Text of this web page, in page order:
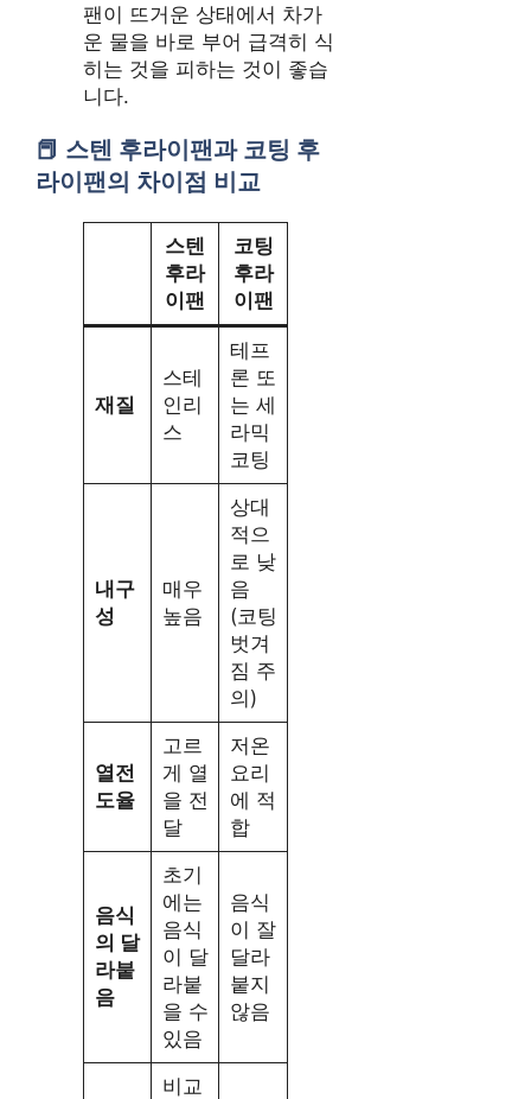
팬이 뜨거운 상태에서 차가
운 물을 바로 부어 급격히 식
히는 것을 피하는 것이 좋습
니다.
스텐 후라이팬과 코팅 후
라이팬의 차이점 비교
스텐
후라
이팬
코팅
후라
이팬
재질
스테
인리
스
테프
론 또
는 세
라믹
코팅
내구
성
매우
높음
상대
적으
로 낮
음
(코팅
벗겨
짐 주
의)
열전
도율
고르
게 열
을 전
달
저온
요리
에 적
합
음식
의 달
라붙
음
초기
에는
음식
이 달
라붙
을 수
있음
음식
이 잘
달라
붙지
않음
비교